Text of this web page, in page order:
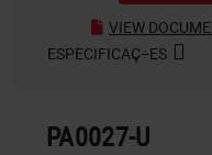
VIEW
ESPECIFICAÇ÷ES
PA0027-U